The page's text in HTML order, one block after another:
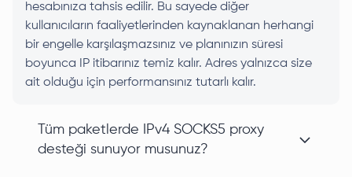
hesabınıza tahsis edilir. Bu sayede diğer
kullanıcıların faaliyetlerinden kaynaklanan herhangi
bir engelle karşılaşmazsınız ve planınızın süresi
boyunca IP itibarınız temiz kalır. Adres yalnızca size
ait olduğu için performansınız tutarlı kalır.
Tüm paketlerde IPv4 SOCKS5 proxy
desteği sunuyor musunuz?